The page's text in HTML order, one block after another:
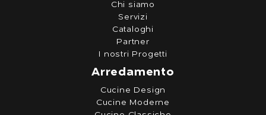
Chi siamo
Servizi
Cataloghi
Partner
I nostri Progetti
Arredamento
Cucine Design
Cucine Moderne